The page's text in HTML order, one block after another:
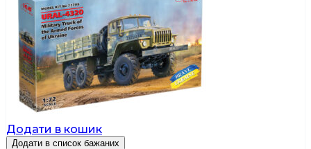
Додати в кошик
Додати в список бажаних